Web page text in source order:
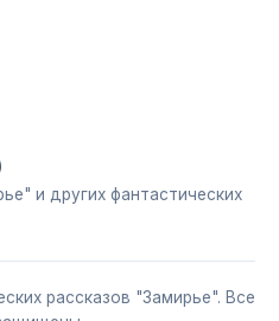
и других фантастических
рассказов "Замирье". Все